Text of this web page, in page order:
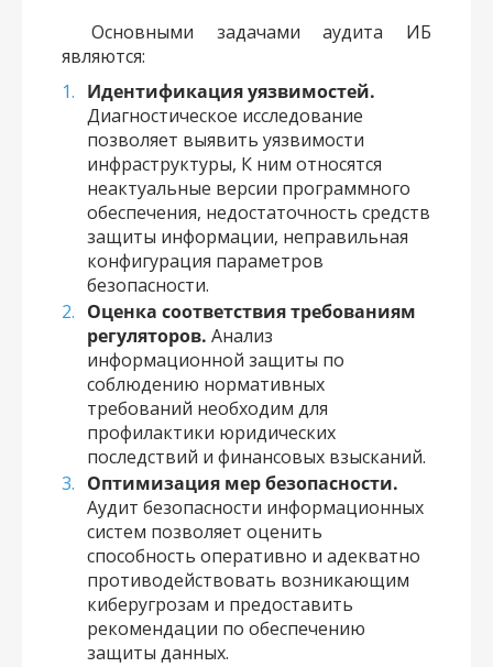
Основными задачами аудита ИБ
являются:
Идентификация уязвимостей.
Диагностическое исследование
позволяет выявить уязвимости
инфраструктуры, К ним относятся
неактуальные версии программного
обеспечения, недостаточность средств
защиты информации, неправильная
конфигурация параметров
безопасности.
Оценка соответствия требованиям
регуляторов. Анализ
информационной защиты по
соблюдению нормативных
требований необходим для
профилактики юридических
последствий и финансовых взысканий.
Оптимизация мер безопасности.
Аудит безопасности информационных
систем позволяет оценить
способность оперативно и адекватно
противодействовать возникающим
киберугрозам и предоставить
рекомендации по обеспечению
защиты данных.